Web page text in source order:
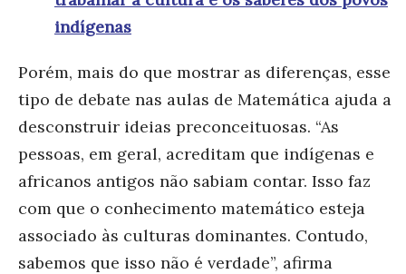
indígenas
Porém, mais do que mostrar as diferenças, esse
tipo de debate nas aulas de Matemática ajuda a
desconstruir ideias preconceituosas. “As
pessoas, em geral, acreditam que indígenas e
africanos antigos não sabiam contar. Isso faz
com que o conhecimento matemático esteja
associado às culturas dominantes. Contudo,
sabemos que isso não é verdade”, afirma